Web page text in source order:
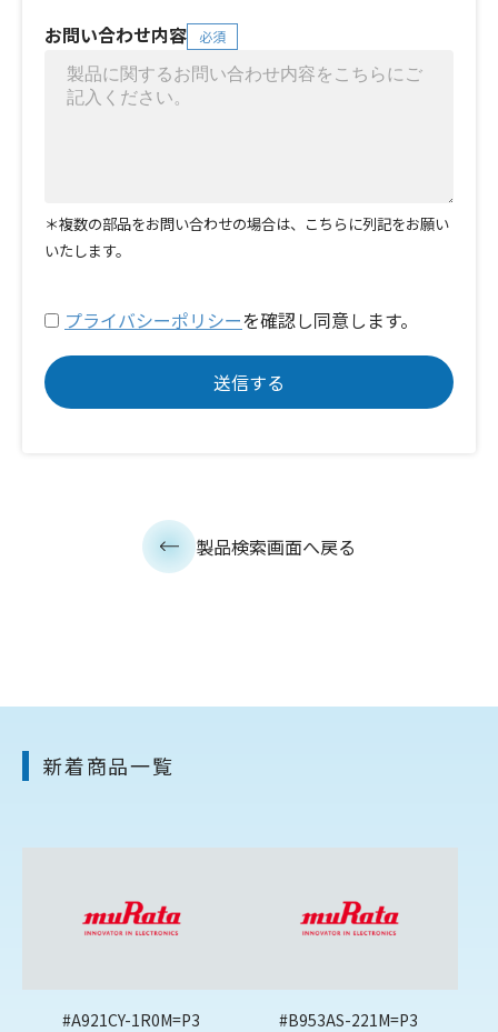
お問い合わせ内容
必須
＊複数の部品をお問い合わせの場合は、こちらに列記をお願い
いたします。
プライバシーポリシーを確認し同意します。
製品検索画面へ戻る
新着商品一覧
#A921CY-1R0M=P3
#B953AS-221M=P3